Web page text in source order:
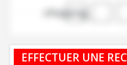
shopping_cart
EFFECTUER UNE